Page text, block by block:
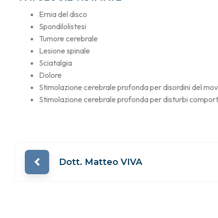
Ernia del disco
Spondilolistesi
Tumore cerebrale
Lesione spinale
Sciatalgia
Dolore
Stimolazione cerebrale profonda per disordini del
Stimolazione cerebrale profonda per disturbi
Dott. Matteo VIVA